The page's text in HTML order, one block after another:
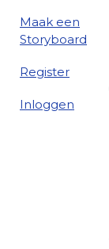
Maak een
Storyboard
Register
Inloggen